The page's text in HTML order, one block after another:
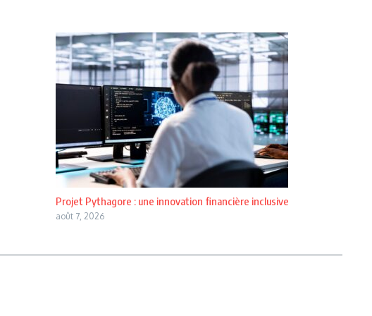
Projet Pythagore : une innovation financière inclusive
août 7, 2026